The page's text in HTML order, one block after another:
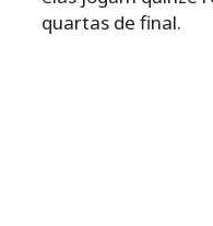
quartas de final.